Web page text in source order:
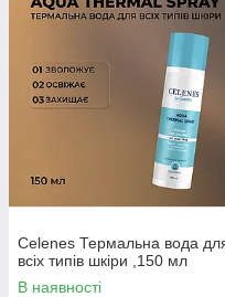
Celenes Термальна вода
всіх типів шкіри ,150 мл
В наявності